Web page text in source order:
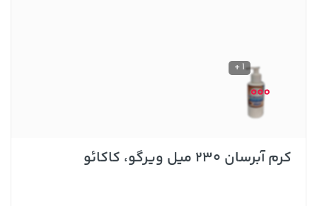
1 +
کرم آبرسان ۲۳۰ میل ویرگو، کاکائو